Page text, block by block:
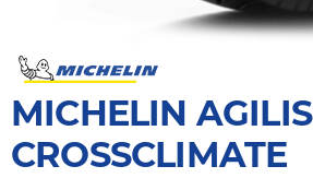
MICHELIN AGILIS
CROSSCLIMATE